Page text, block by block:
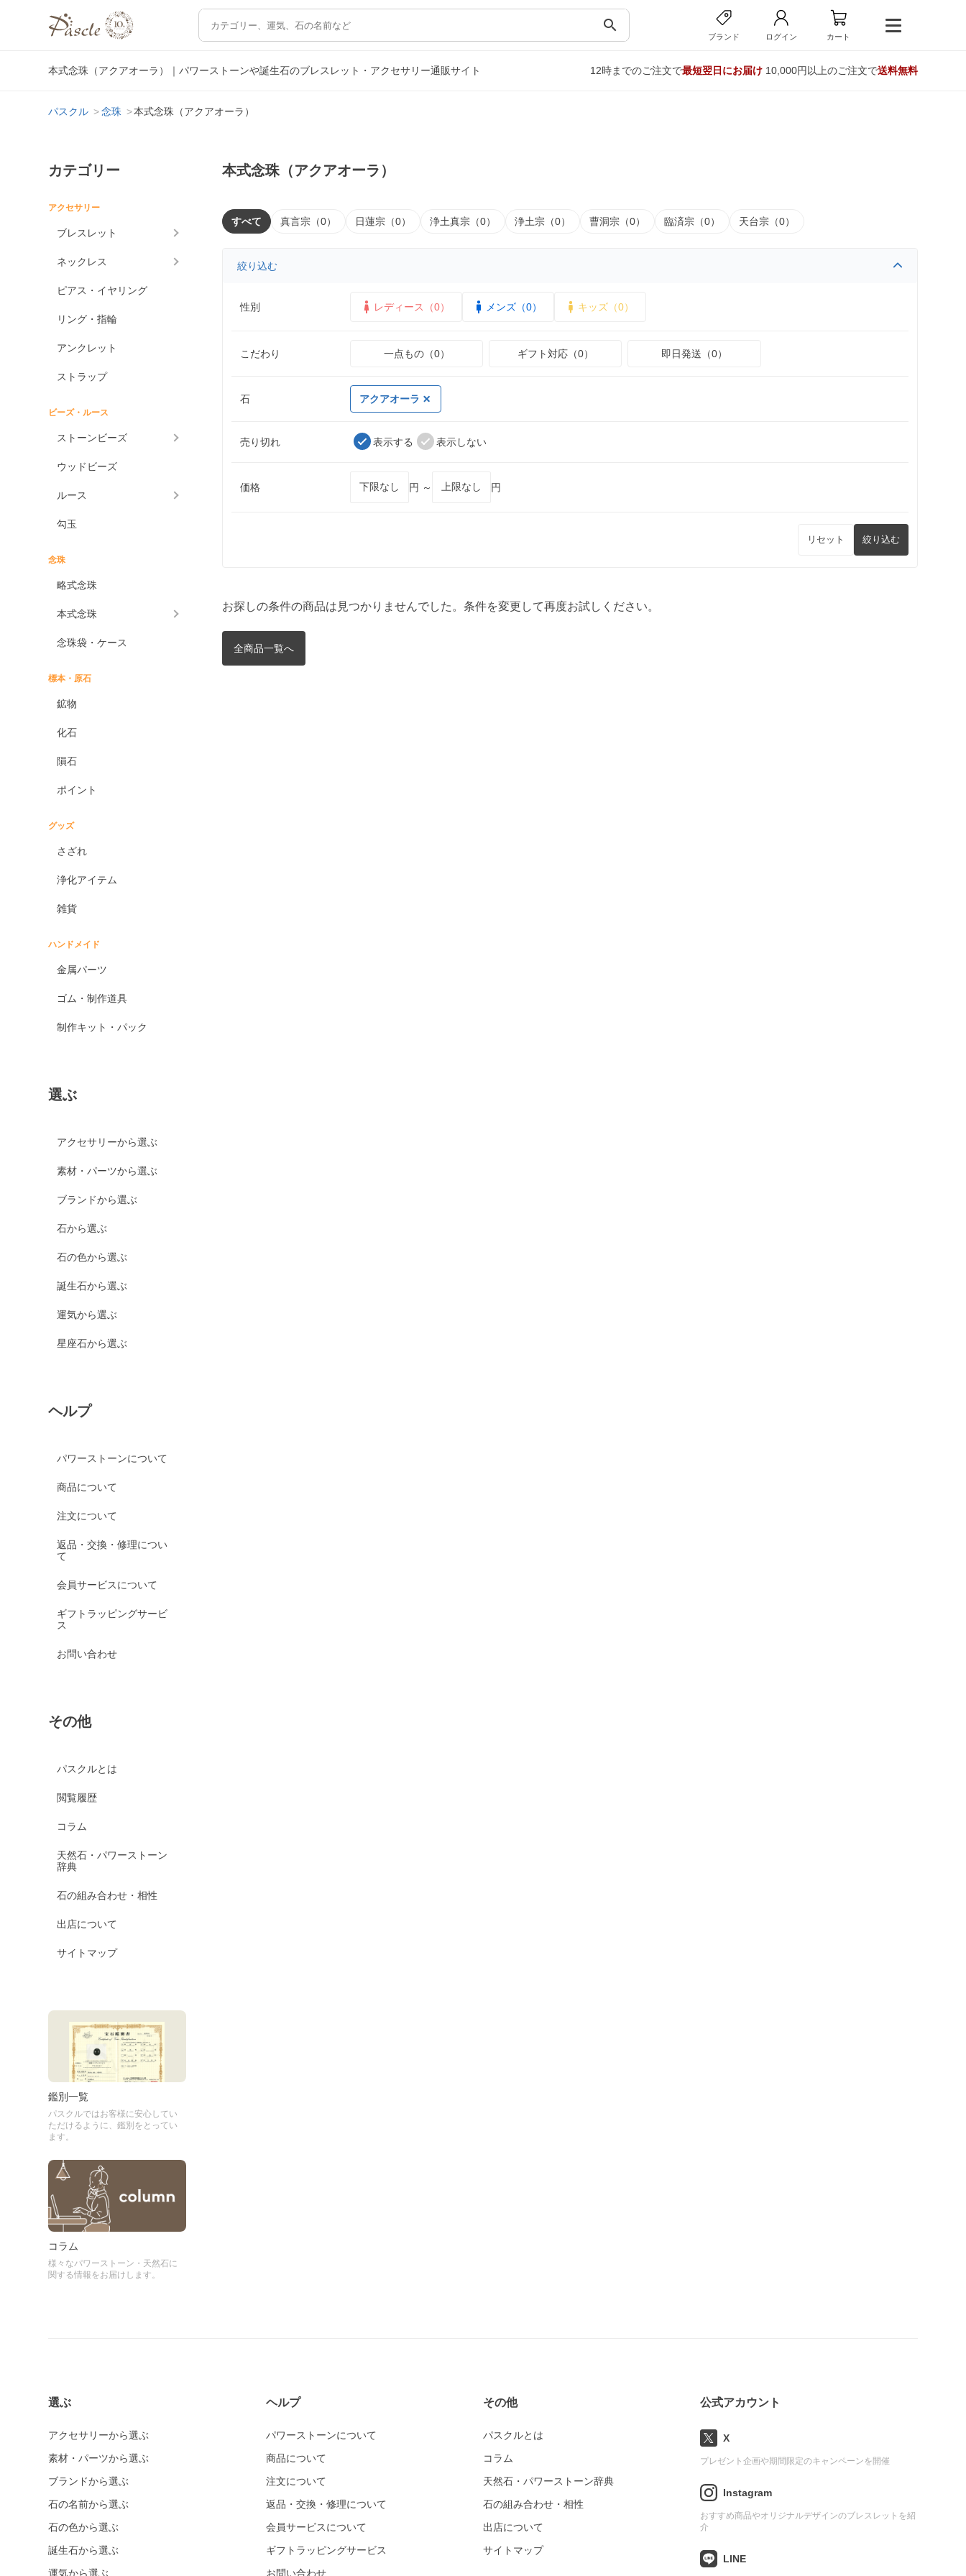
search
ブランド ログイン カート
本式念珠（アクアオーラ）｜パワーストーンや誕生石のブレスレット・アクセサリー通販サイト 12時までのご注文で最短翌日にお届け10,000円以上のご注文で送料無料
パスクル 念珠 本式念珠（アクアオーラ）
カテゴリー
アクセサリー
ブレスレット
ネックレス
ピアス・イヤリング
リング・指輪
アンクレット
ストラップ
ビーズ・ルース
ストーンビーズ
ウッドビーズ
ルース
勾玉
念珠
略式念珠
本式念珠
念珠袋・ケース
標本・原石
鉱物
化石
隕石
ポイント
グッズ
さざれ
浄化アイテム
雑貨
ハンドメイド
金属パーツ
ゴム・制作道具
制作キット・パック
選ぶ
アクセサリーから選ぶ
素材・パーツから選ぶ
ブランドから選ぶ
石から選ぶ
石の色から選ぶ
誕生石から選ぶ
運気から選ぶ
星座石から選ぶ
ヘルプ
パワーストーンについて
商品について
注文について
返品・交換・修理につい
て
会員サービスについて
ギフトラッピングサービ
ス
お問い合わせ
その他
パスクルとは
閲覧履歴
コラム
天然石・パワーストーン
辞典
石の組み合わせ・相性
出店について
サイトマップ
鑑別一覧
パスクルではお客様に安心してい
ただけるように、鑑別をとってい
ます。
コラム
様々なパワーストーン・天然石に
関する情報をお届けします。
本式念珠（アクアオーラ）
すべて 真言宗（0） 日蓮宗（0） 浄土真宗（0） 浄土宗（0） 曹洞宗（0） 臨済宗（0） 天台宗（0）
絞り込む
性別 レディース（0） メンズ（0） キッズ（0）
こだわり 一点もの（0） ギフト対応（0） 即日発送（0）
石 アクアオーラ
売り切れ 表示する 表示しない
価格 円 ～ 円
リセット 絞り込む
お探しの条件の商品は見つかりませんでした。条件を変更して再度お試しください。
全商品一覧へ
選ぶ
アクセサリーから選ぶ
素材・パーツから選ぶ
ブランドから選ぶ
石の名前から選ぶ
石の色から選ぶ
誕生石から選ぶ
運気から選ぶ
ヘルプ
パワーストーンについて
商品について
注文について
返品・交換・修理について
会員サービスについて
ギフトラッピングサービス
お問い合わせ
その他
パスクルとは
コラム
天然石・パワーストーン辞典
石の組み合わせ・相性
出店について
サイトマップ
公式アカウント
X
プレゼント企画や期間限定のキャンペーンを開催
Instagram
おすすめ商品やオリジナルデザインのブレスレットを紹
介
LINE